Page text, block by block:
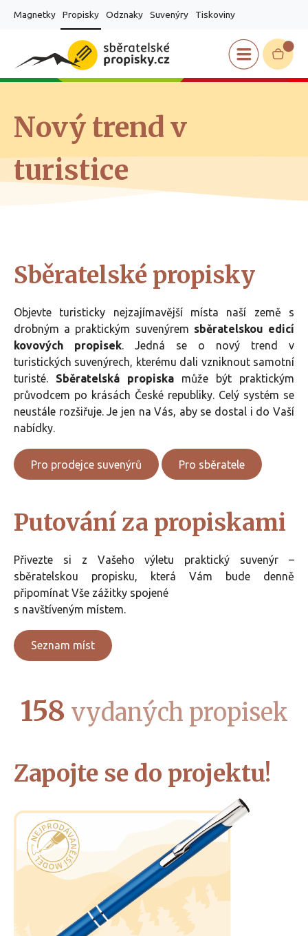
Magnetky Propisky Odznaky Suvenýry Tiskoviny
Nový trend v
turistice
Sběratelské propisky
Objevte turisticky nejzajímavější místa naší země s
drobným a praktickým suvenýrem sběratelskou edicí
kovových propisek. Jedná se o nový trend v
turistických suvenýrech, kterému dali vzniknout samotní
turisté. Sběratelská propiska může být praktickým
průvodcem po krásách České republiky. Celý systém se
neustále rozšiřuje. Je jen na Vás, aby se dostal i do Vaší
nabídky.
Pro prodejce suvenýrů Pro sběratele
Putování za propiskami
Přivezte si z Vašeho výletu praktický suvenýr –
sběratelskou propisku, která Vám bude denně
připomínat Vše zážitky spojené
s navštíveným místem.
Seznam míst
158 vydaných propisek
Zapojte se do projektu!